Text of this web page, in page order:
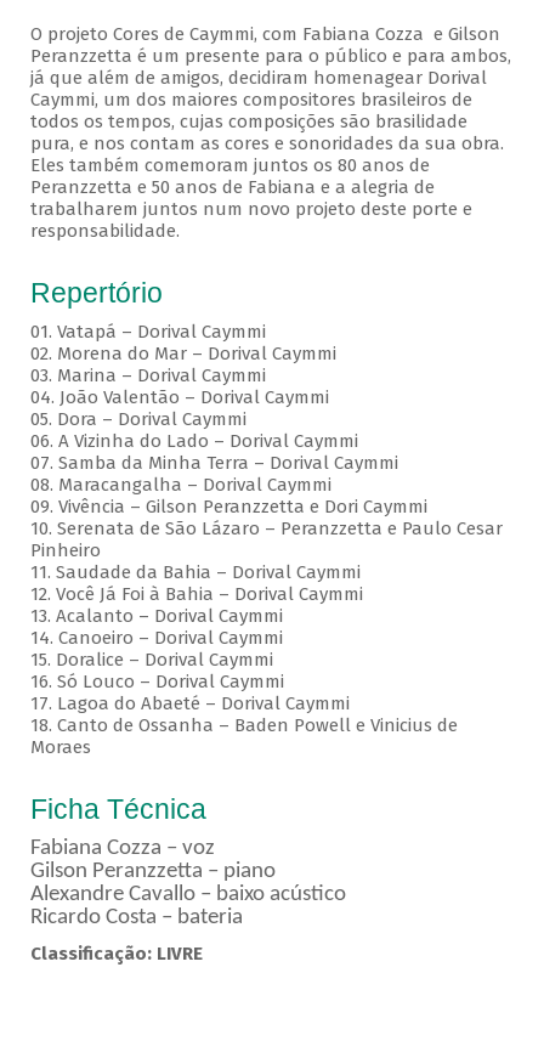
O projeto Cores de Caymmi, com Fabiana Cozza e Gilson
Peranzzetta é um presente para o público e para ambos,
já que além de amigos, decidiram homenagear Dorival
Caymmi, um dos maiores compositores brasileiros de
todos os tempos, cujas composições são brasilidade
pura, e nos contam as cores e sonoridades da sua obra.
Eles também comemoram juntos os 80 anos de
Peranzzetta e 50 anos de Fabiana e a alegria de
trabalharem juntos num novo projeto deste porte e
responsabilidade.
Repertório
01. Vatapá – Dorival Caymmi
02. Morena do Mar – Dorival Caymmi
03. Marina – Dorival Caymmi
04. João Valentão – Dorival Caymmi
05. Dora – Dorival Caymmi
06. A Vizinha do Lado – Dorival Caymmi
07. Samba da Minha Terra – Dorival Caymmi
08. Maracangalha – Dorival Caymmi
09. Vivência – Gilson Peranzzetta e Dori Caymmi
10. Serenata de São Lázaro – Peranzzetta e Paulo Cesar
Pinheiro
11. Saudade da Bahia – Dorival Caymmi
12. Você Já Foi à Bahia – Dorival Caymmi
13. Acalanto – Dorival Caymmi
14. Canoeiro – Dorival Caymmi
15. Doralice – Dorival Caymmi
16. Só Louco – Dorival Caymmi
17. Lagoa do Abaeté – Dorival Caymmi
18. Canto de Ossanha – Baden Powell e Vinicius de
Moraes
Ficha Técnica
Fabiana Cozza – voz
Gilson Peranzzetta – piano
Alexandre Cavallo – baixo acústico
Ricardo Costa – bateria
Classificação: LIVRE